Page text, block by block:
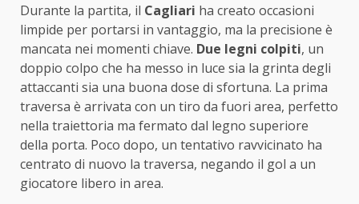
Durante la partita, il Cagliari ha creato occasioni
limpide per portarsi in vantaggio, ma la precisione è
mancata nei momenti chiave. Due legni colpiti, un
doppio colpo che ha messo in luce sia la grinta degli
attaccanti sia una buona dose di sfortuna. La prima
traversa è arrivata con un tiro da fuori area, perfetto
nella traiettoria ma fermato dal legno superiore
della porta. Poco dopo, un tentativo ravvicinato ha
centrato di nuovo la traversa, negando il gol a un
giocatore libero in area.